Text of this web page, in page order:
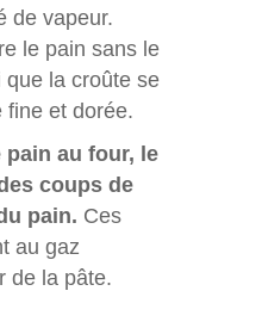
de vapeur.
le pain sans le
que la croûte se
fine et dorée.
pain au four, le
coups de
pain. Ces
au gaz
de la pâte.